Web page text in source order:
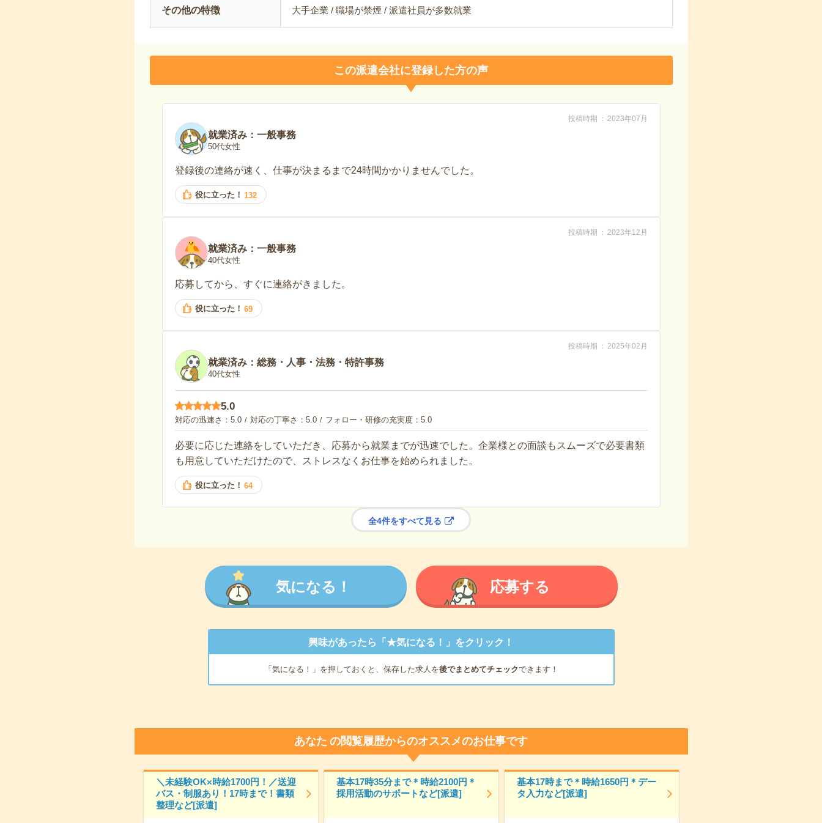
その他の特徴 大手企業 / 職場が禁煙 / 派遣社員が多数就業
この派遣会社に登録した方の声
投稿時期 2023年07月
就業済み：一般事務
50代女性
登録後の連絡が速く、仕事が決まるまで24時間かかりませんでした。
役に立った！ 132
投稿時期 2023年12月
就業済み：一般事務
40代女性
応募してから、すぐに連絡がきました。
役に立った！ 69
投稿時期 2025年02月
就業済み：総務・人事・法務・特許事務
40代女性
5.0
対応の迅速さ 5.0 対応の丁寧さ 5.0 フォロー・研修の充実度 5.0
必要に応じた連絡をしていただき、応募から就業までが迅速でした。企業様との面談もスムーズで必要書類
も用意していただけたので、ストレスなくお仕事を始められました。
役に立った！ 64
全4件をすべて見る
気になる！ 応募する
興味があったら「★気になる！」をクリック！
「気になる！」を押しておくと、保存した求人を後でまとめてチェックできます！
あなた の閲覧履歴からのオススメのお仕事です
＼未経験OK×時給1700円！／送迎
バス・制服あり！17時まで！書類
整理など[派遣]
基本17時35分まで＊時給2100円＊
採用活動のサポートなど[派遣]
基本17時まで＊時給1650円＊デー
タ入力など[派遣]